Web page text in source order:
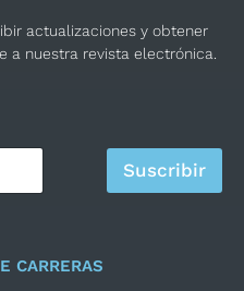
actualizaciones y obtener
a nuestra revista electrónica.
Suscribir
CARRERAS